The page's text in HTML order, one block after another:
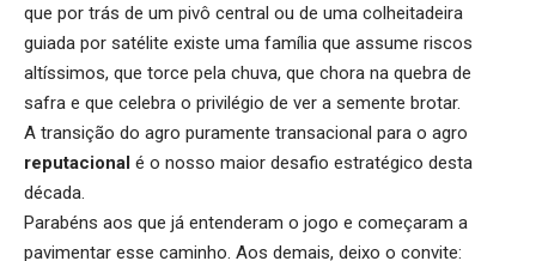
que por trás de um pivô central ou de uma colheitadeira
guiada por satélite existe uma família que assume riscos
altíssimos, que torce pela chuva, que chora na quebra de
safra e que celebra o privilégio de ver a semente brotar.
A transição do agro puramente transacional para o agro
reputacional é o nosso maior desafio estratégico desta
década.
Parabéns aos que já entenderam o jogo e começaram a
pavimentar esse caminho. Aos demais, deixo o convite: